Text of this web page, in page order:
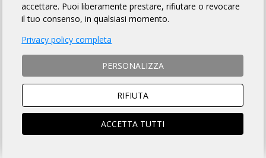
SR dei Monti Liguri di Ponente 2026
600 km
DETTAGLI ISCRIZIONI
SUPER RANDONNÉE
accettare. Puoi liberamente prestare, rifiutare o revocare
il tuo consenso, in qualsiasi momento.
Privacy policy completa
PERSONALIZZA
RIFIUTA
ACCETTA TUTTI